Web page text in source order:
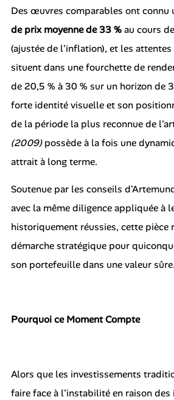
Des œuvres comparables ont connu
de prix moyenne de 33 %au cours
(ajustée de l'inflation), et les
situent dans une fourchette de
de 20,5 % à 30 % sur un horizon de
forte identité visuelle et son
de la période la plus reconnue de
(2009)possède à la fois une
attrait à long terme.
Soutenue par les conseils
avec la même diligence appliquée à
historiquement réussies, cette pièce
démarche stratégique pour
son portefeuille dans une valeur sûre.
Pourquoi ce Moment Compte
Alors que les investissements
faire face à l'instabilité en raison